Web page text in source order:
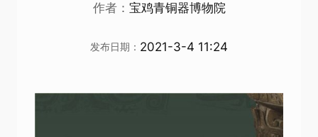
作者： 宝鸡青铜器博物院
发布日期： 2021-3-4 11:24